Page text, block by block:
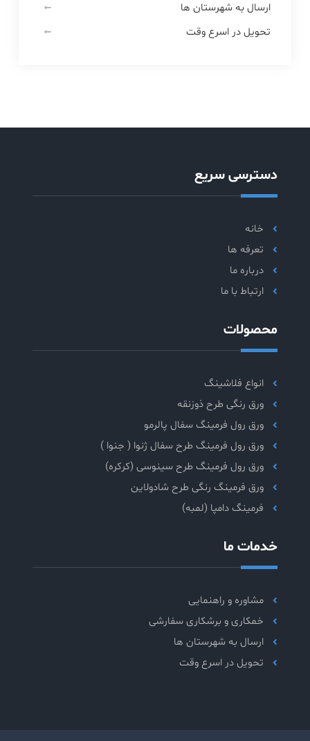
ارسال به شهرستان ها
تحویل در اسرع وقت
دسترسی سریع
خانه
تعرفه ها
درباره ما
ارتباط با ما
محصولات
انواع فلاشینگ
ورق رنگی طرح ذوزنقه
ورق رول فرمینگ سفال پالرمو
ورق رول فرمینگ طرح سفال ژنوا ( جنوا )
ورق رول فرمینگ طرح سینوسی (کرکره)
ورق فرمینگ رنگی طرح شادولاین
فرمینگ دامپا (لمبه)
خدمات ما
مشاوره و راهنمایی
خمکاری و برشکاری سفارشی
ارسال به شهرستان ها
تحویل در اسرع وقت